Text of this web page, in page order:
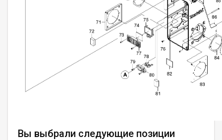
Вы выбрали следующие позиции